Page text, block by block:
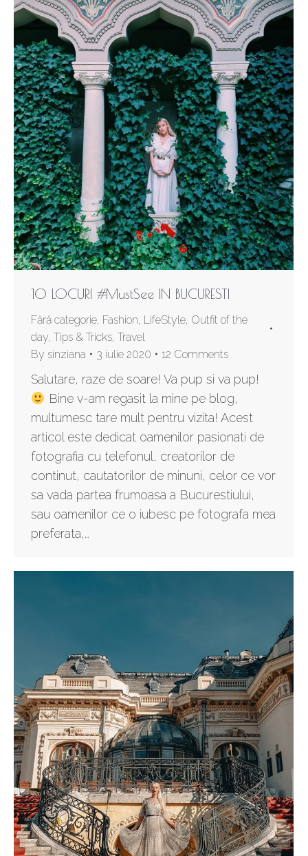
10 LOCURI #MustSee IN BUCURESTI
Fără categorie, Fashion, LifeStyle, Outfit of the
day, Tips & Tricks, Travel
By sinziana 3 iulie 2020 12 Comments
Salutare, raze de soare! Va pup si va pup!
Bine v-am regasit la mine pe blog,
multumesc tare mult pentru vizita! Acest
articol este dedicat oamenilor pasionati de
fotografia cu telefonul, creatorilor de
continut, cautatorilor de minuni, celor ce vor
sa vada partea frumoasa a Bucurestiului,
sau oamenilor ce o iubesc pe fotografa mea
preferata,…